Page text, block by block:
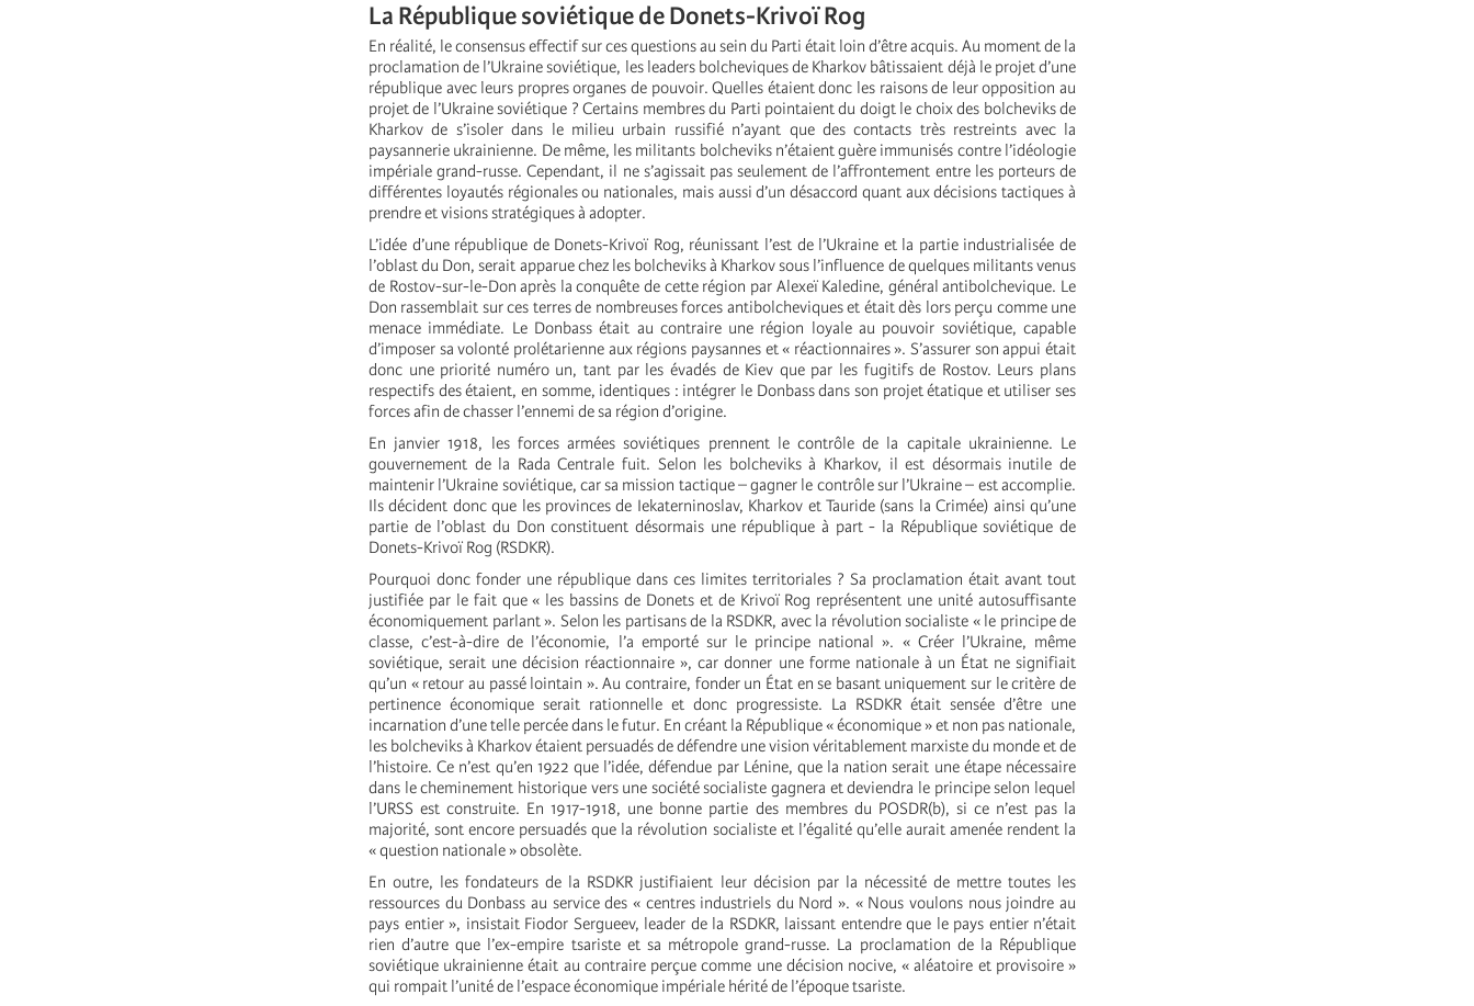
La République soviétique de Donets-Krivoï Rog
En réalité, le consensus effectif sur ces questions au sein du Parti était loin d’être acquis. Au moment de la
proclamation de l’Ukraine soviétique, les leaders bolcheviques de Kharkov bâtissaient déjà le projet d’une
république avec leurs propres organes de pouvoir. Quelles étaient donc les raisons de leur opposition au
projet de l’Ukraine soviétique ? Certains membres du Parti pointaient du doigt le choix des bolcheviks de
Kharkov de s’isoler dans le milieu urbain russifié n’ayant que des contacts très restreints avec la
paysannerie ukrainienne. De même, les militants bolcheviks n’étaient guère immunisés contre l’idéologie
impériale grand-russe. Cependant, il ne s’agissait pas seulement de l’affrontement entre les porteurs de
différentes loyautés régionales ou nationales, mais aussi d’un désaccord quant aux décisions tactiques à
prendre et visions stratégiques à adopter.
L’idée d’une république de Donets-Krivoï Rog, réunissant l’est de l’Ukraine et la partie industrialisée de
l’oblast du Don, serait apparue chez les bolcheviks à Kharkov sous l’influence de quelques militants venus
de Rostov-sur-le-Don après la conquête de cette région par Alexeï Kaledine, général antibolchevique. Le
Don rassemblait sur ces terres de nombreuses forces antibolcheviques et était dès lors perçu comme une
menace immédiate. Le Donbass était au contraire une région loyale au pouvoir soviétique, capable
d’imposer sa volonté prolétarienne aux régions paysannes et « réactionnaires ». S’assurer son appui était
donc une priorité numéro un, tant par les évadés de Kiev que par les fugitifs de Rostov. Leurs plans
respectifs des étaient, en somme, identiques : intégrer le Donbass dans son projet étatique et utiliser ses
forces afin de chasser l’ennemi de sa région d’origine.
En janvier 1918, les forces armées soviétiques prennent le contrôle de la capitale ukrainienne. Le
gouvernement de la Rada Centrale fuit. Selon les bolcheviks à Kharkov, il est désormais inutile de
maintenir l’Ukraine soviétique, car sa mission tactique – gagner le contrôle sur l’Ukraine – est accomplie.
Ils décident donc que les provinces de Iekaterninoslav, Kharkov et Tauride (sans la Crimée) ainsi qu’une
partie de l’oblast du Don constituent désormais une république à part - la République soviétique de
Donets-Krivoï Rog (RSDKR).
Pourquoi donc fonder une république dans ces limites territoriales ? Sa proclamation était avant tout
justifiée par le fait que « les bassins de Donets et de Krivoï Rog représentent une unité autosuffisante
économiquement parlant ». Selon les partisans de la RSDKR, avec la révolution socialiste « le principe de
classe, c’est-à-dire de l’économie, l’a emporté sur le principe national ». « Créer l’Ukraine, même
soviétique, serait une décision réactionnaire », car donner une forme nationale à un État ne signifiait
qu’un « retour au passé lointain ». Au contraire, fonder un État en se basant uniquement sur le critère de
pertinence économique serait rationnelle et donc progressiste. La RSDKR était sensée d’être une
incarnation d’une telle percée dans le futur. En créant la République « économique » et non pas nationale,
les bolcheviks à Kharkov étaient persuadés de défendre une vision véritablement marxiste du monde et de
l’histoire. Ce n’est qu’en 1922 que l’idée, défendue par Lénine, que la nation serait une étape nécessaire
dans le cheminement historique vers une société socialiste gagnera et deviendra le principe selon lequel
l’URSS est construite. En 1917-1918, une bonne partie des membres du POSDR(b), si ce n’est pas la
majorité, sont encore persuadés que la révolution socialiste et l’égalité qu’elle aurait amenée rendent la
« question nationale » obsolète.
En outre, les fondateurs de la RSDKR justifiaient leur décision par la nécessité de mettre toutes les
ressources du Donbass au service des « centres industriels du Nord ». « Nous voulons nous joindre au
pays entier », insistait Fiodor Sergueev, leader de la RSDKR, laissant entendre que le pays entier n’était
rien d’autre que l’ex-empire tsariste et sa métropole grand-russe. La proclamation de la République
soviétique ukrainienne était au contraire perçue comme une décision nocive, « aléatoire et provisoire »
qui rompait l’unité de l’espace économique impériale hérité de l’époque tsariste.